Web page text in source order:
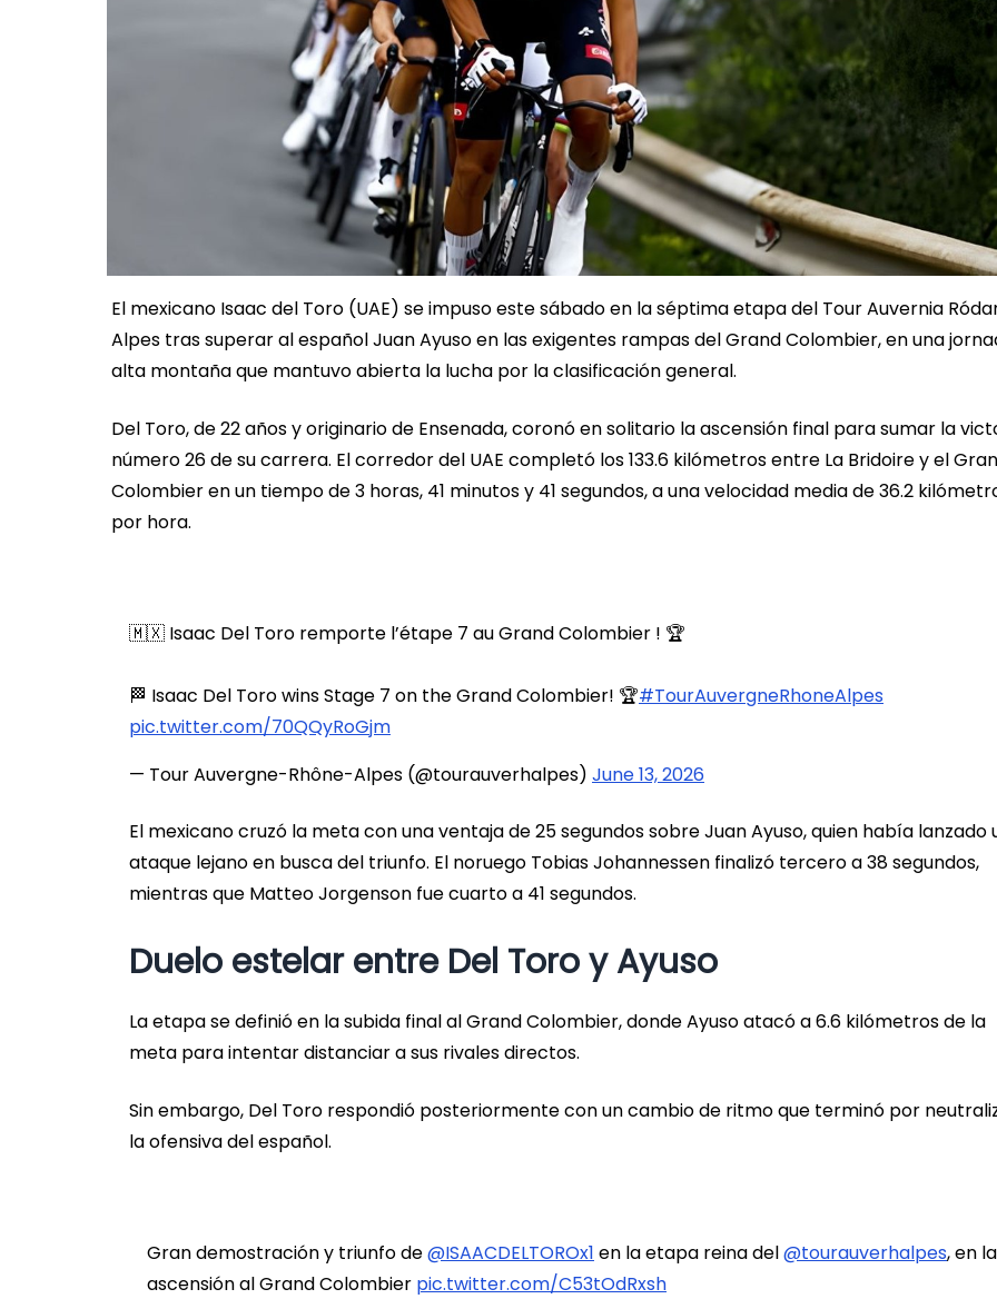
El mexicano Isaac del Toro (UAE) se impuso este sábado en la séptima etapa del Tour Auvernia
Alpes tras superar al español Juan Ayuso en las exigentes rampas del Grand Colombier, en una
alta montaña que mantuvo abierta la lucha por la clasificación general.
Del Toro, de 22 años y originario de Ensenada, coronó en solitario la ascensión final para sumar la
número 26 de su carrera. El corredor del UAE completó los 133.6 kilómetros entre La Bridoire y el
Colombier en un tiempo de 3 horas, 41 minutos y 41 segundos, a una velocidad media de 36.2
por hora.
🇲🇽 Isaac Del Toro remporte l’étape 7 au Grand Colombier ! 🏆
🏁 Isaac Del Toro wins Stage 7 on the Grand Colombier! 🏆#TourAuvergneRhoneAlpes
pic.twitter.com/70QQyRoGjm
— Tour Auvergne-Rhône-Alpes (@tourauverhalpes) June 13, 2026
El mexicano cruzó la meta con una ventaja de 25 segundos sobre Juan Ayuso, quien había lanzado
ataque lejano en busca del triunfo. El noruego Tobias Johannessen finalizó tercero a 38 segundos,
mientras que Matteo Jorgenson fue cuarto a 41 segundos.
Duelo estelar entre Del Toro y Ayuso
La etapa se definió en la subida final al Grand Colombier, donde Ayuso atacó a 6.6 kilómetros de la
meta para intentar distanciar a sus rivales directos.
Sin embargo, Del Toro respondió posteriormente con un cambio de ritmo que terminó por
la ofensiva del español.
Gran demostración y triunfo de@ISAACDELTOROx1 en la etapa reina del@tourauverhalpes, en la
ascensión al Grand Colombier pic.twitter.com/C53tOdRxsh